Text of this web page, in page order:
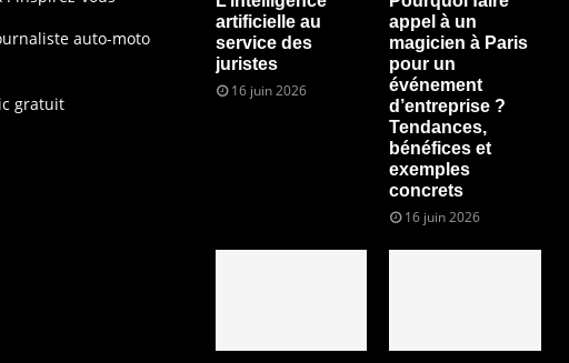
auto-moto
gratuit
artificielle au
service des
juristes
16 juin 2026
appel à un
magicien à Paris
pour un
événement
d’entreprise ?
Tendances,
bénéfices et
exemples
concrets
16 juin 2026